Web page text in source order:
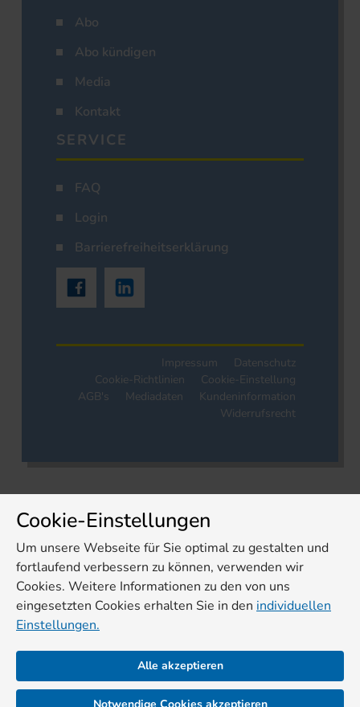
Abo
Abo kündigen
Media
Kontakt
SERVICE
FAQ
Login
Barrierefreiheitserklärung
Impressum
Datenschutz
Cookie-Richtlinien
Cookie-Einstellung
AGB's
Mediadaten
Kundeninformation
Widerrufsrecht
Cookie-Einstellungen
Um unsere Webseite für Sie optimal zu gestalten und
fortlaufend verbessern zu können, verwenden wir
Cookies. Weitere Informationen zu den von uns
eingesetzten Cookies erhalten Sie in den individuellen
Einstellungen.
Alle akzeptieren